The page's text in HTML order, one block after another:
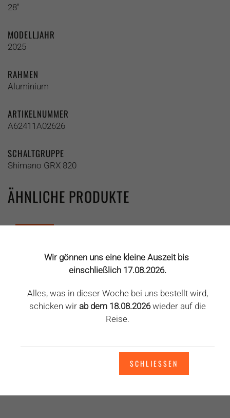
28"
MODELLJAHR
2025
RAHMEN
Aluminium
ARTIKELNUMMER
A62411A02626
SCHALTGRUPPE
Shimano GRX 820
ÄHNLICHE PRODUKTE
Wir gönnen uns eine kleine Auszeit bis
einschließlich 17.08.2026.
Alles, was in dieser Woche bei uns bestellt wird,
schicken wir ab dem 18.08.2026wieder auf die
Reise.
SCHLIESSEN